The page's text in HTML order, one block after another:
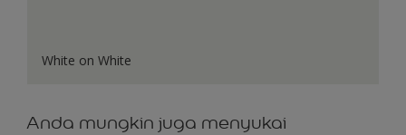
White on White
Anda mungkin juga menyukai